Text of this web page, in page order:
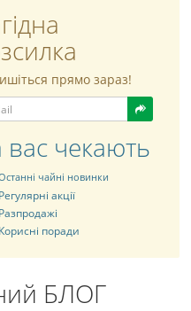
прямо зараз!
вас чекають
чайні новинки
Регулярні акції
Разпродажі
Корисні поради
БЛОГ